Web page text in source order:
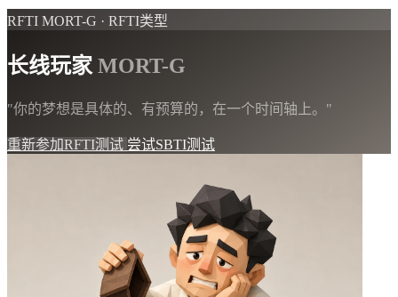
RFTI MORT-G · RFTI类型
长线玩家 MORT-G
"你的梦想是具体的、有预算的，在一个时间轴上。"
重新参加RFTI测试 尝试SBTI测试